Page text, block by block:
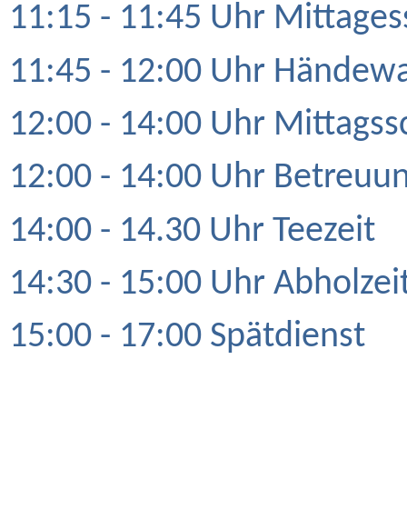
11:15 - 11:45 Uhr
11:45 - 12:00 Uhr
12:00 - 14:00 Uhr
12:00 - 14:00 Uhr
14:00 - 14.30 Uhr Teezeit
14:30 - 15:00 Uhr
15:00 - 17:00 Spätdienst